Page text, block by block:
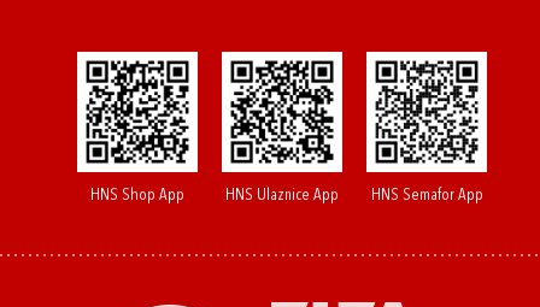
HNS Shop App HNS Ulaznice App HNS Semafor App